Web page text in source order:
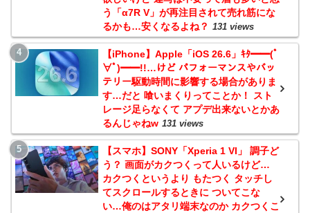
う「α7R V」が再注目されて売れ筋にな
るかも…安くなるよね？ 131 views
【iPhone】Apple「iOS 26.6」ｷﾀ━━(ﾟ
∀ﾟ)━━!!…けど パフォーマンスやバッ
テリー駆動時間に影響する場合がありま
す…だと 喰いまくりってことか！ スト
レージ足らなくて アプデ出来ないとかあ
るんじゃねw 131 views
【スマホ】SONY「Xperia 1 VI」 調子ど
う？ 画面がカクつくって人いるけど…
カクつくというより もたつく タッチし
てスクロールするときに ついてこな
い…俺のはアタリ端末なのか カクつくこ